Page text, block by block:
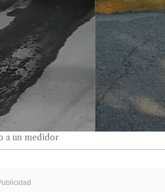
a un medidor